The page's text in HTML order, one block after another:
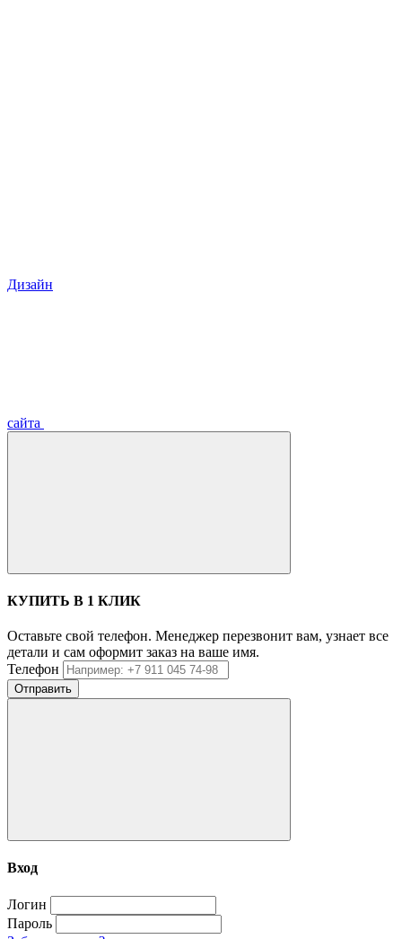
Дизайн
сайта
КУПИТЬ В 1 КЛИК
Оставьте свой телефон. Менеджер перезвонит вам, узнает все
детали и сам оформит заказ на ваше имя.
Телефон
Отправить
Вход
Логин
Пароль